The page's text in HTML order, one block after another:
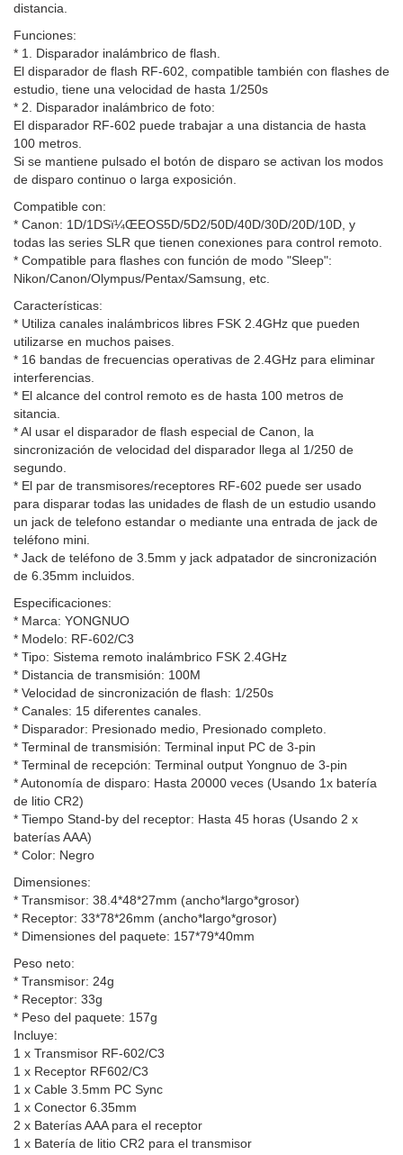
distancia.
Funciones:
* 1. Disparador inalámbrico de flash.
El disparador de flash RF-602, compatible también con flashes de
estudio, tiene una velocidad de hasta 1/250s
* 2. Disparador inalámbrico de foto:
El disparador RF-602 puede trabajar a una distancia de hasta
100 metros.
Si se mantiene pulsado el botón de disparo se activan los modos
de disparo continuo o larga exposición.
Compatible con:
* Canon: 1D/1DSï¼ŒEOS5D/5D2/50D/40D/30D/20D/10D, y
todas las series SLR que tienen conexiones para control remoto.
* Compatible para flashes con función de modo "Sleep":
Nikon/Canon/Olympus/Pentax/Samsung, etc.
Características:
* Utiliza canales inalámbricos libres FSK 2.4GHz que pueden
utilizarse en muchos paises.
* 16 bandas de frecuencias operativas de 2.4GHz para eliminar
interferencias.
* El alcance del control remoto es de hasta 100 metros de
sitancia.
* Al usar el disparador de flash especial de Canon, la
sincronización de velocidad del disparador llega al 1/250 de
segundo.
* El par de transmisores/receptores RF-602 puede ser usado
para disparar todas las unidades de flash de un estudio usando
un jack de telefono estandar o mediante una entrada de jack de
teléfono mini.
* Jack de teléfono de 3.5mm y jack adpatador de sincronización
de 6.35mm incluidos.
Especificaciones:
* Marca: YONGNUO
* Modelo: RF-602/C3
* Tipo: Sistema remoto inalámbrico FSK 2.4GHz
* Distancia de transmisión: 100M
* Velocidad de sincronización de flash: 1/250s
* Canales: 15 diferentes canales.
* Disparador: Presionado medio, Presionado completo.
* Terminal de transmisión: Terminal input PC de 3-pin
* Terminal de recepción: Terminal output Yongnuo de 3-pin
* Autonomía de disparo: Hasta 20000 veces (Usando 1x batería
de litio CR2)
* Tiempo Stand-by del receptor: Hasta 45 horas (Usando 2 x
baterías AAA)
* Color: Negro
Dimensiones:
* Transmisor: 38.4*48*27mm (ancho*largo*grosor)
* Receptor: 33*78*26mm (ancho*largo*grosor)
* Dimensiones del paquete: 157*79*40mm
Peso neto:
* Transmisor: 24g
* Receptor: 33g
* Peso del paquete: 157g
Incluye:
1 x Transmisor RF-602/C3
1 x Receptor RF602/C3
1 x Cable 3.5mm PC Sync
1 x Conector 6.35mm
2 x Baterías AAA para el receptor
1 x Batería de litio CR2 para el transmisor